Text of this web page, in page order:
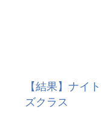
【結果】ナイ
ズクラス